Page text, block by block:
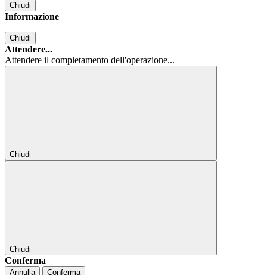
Chiudi
Informazione
Chiudi
Attendere...
Attendere il completamento dell'operazione...
Chiudi
Chiudi
Conferma
Annulla Conferma